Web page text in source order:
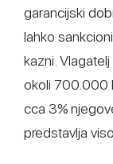
garancijski
lahko
kazni.
okoli 700.000
cca 3%
predstavlja